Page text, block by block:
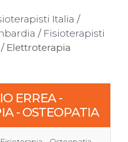
Italia /
/ Fisioterapisti
/ Elettroterapia
ERREA -
- OSTEOPATIA